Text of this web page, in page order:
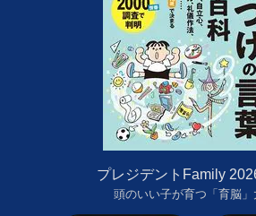
プレジデントFamily
頭のいい子が育つ「育脳」